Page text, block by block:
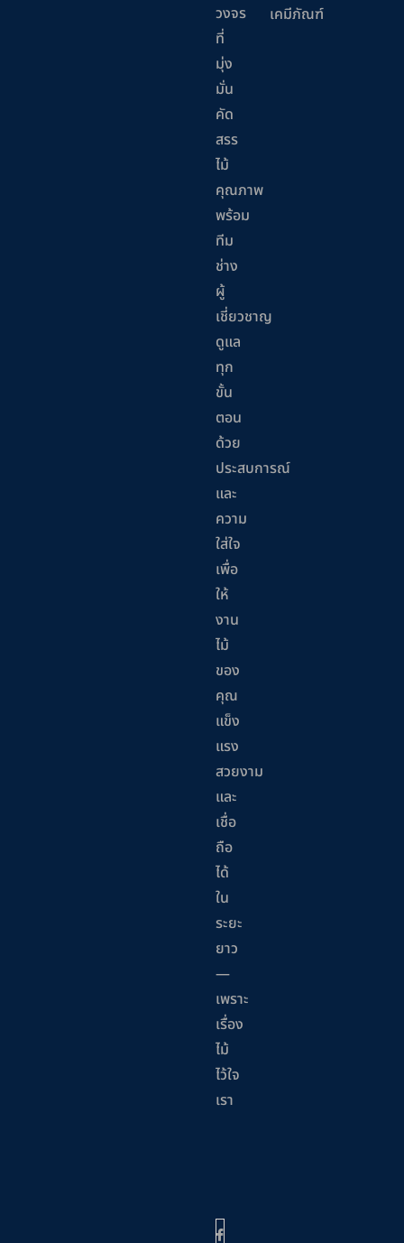
วงจร
ที่
มุ่ง
มั่น
คัด
สรร
ไม้
คุณภาพ
พร้อม
ทีม
ช่าง
ผู้
เชี่ยวชาญ
ดูแล
ทุก
ขั้น
ตอน
ด้วย
ประสบการณ์
และ
ความ
ใส่ใจ
เพื่อ
ให้
งาน
ไม้
ของ
คุณ
แข็ง
แรง
สวยงาม
และ
เชื่อ
ถือ
ได้
ใน
ระยะ
ยาว
—
เพราะ
เรื่อง
ไม้
ไว้ใจ
เรา
เคมีภัณฑ์